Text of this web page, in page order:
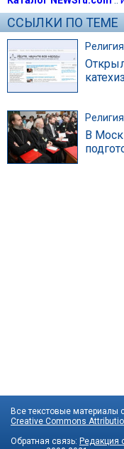
ССЫЛКИ ПО ТЕМЕ
Религия
Религия
В
Все текстовые материалы
Creative Commons
Обратная связь: Редакция